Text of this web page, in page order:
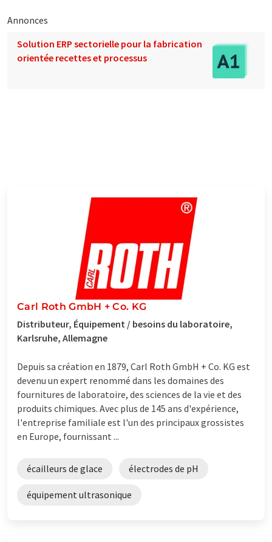
Annonces
Solution ERP sectorielle pour la fabrication
orientée recettes et processus
Carl Roth GmbH + Co. KG
Distributeur, Équipement / besoins du laboratoire,
Karlsruhe, Allemagne
Depuis sa création en 1879, Carl Roth GmbH + Co. KG est
devenu un expert renommé dans les domaines des
fournitures de laboratoire, des sciences de la vie et des
produits chimiques. Avec plus de 145 ans d'expérience,
l'entreprise familiale est l'un des principaux grossistes
en Europe, fournissant ...
écailleurs de glace électrodes de pH
équipement ultrasonique